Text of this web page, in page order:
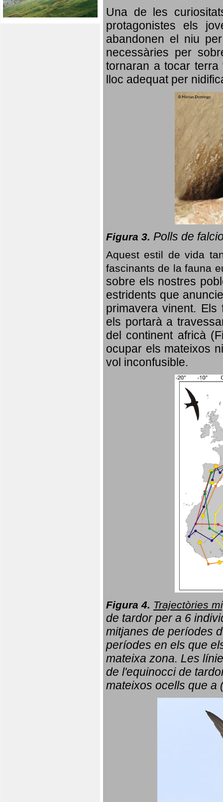
Una de les
protagonistes els
abandonen el niu
necessàries per
tornaran a tocar
lloc adequat per
Figura 3. Polls de
Aquest estil de vida
fascinants de la fauna
sobre els nostres
estridents que
primavera vinent. Els
els portarà a
del continent africà
ocupar els mateixos
vol inconfusible.
Figura 4. Trajectòries
de tardor per a 6
mitjanes de períodes
períodes en els que
mateixa zona. Les
de l'equinocci de
mateixos ocells que a